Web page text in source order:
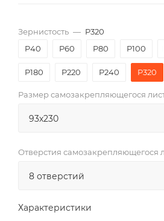
Зернистость — P320
P40
P60 P80 P100
P180 P220 P240 P320
Размер самозакрепляющегося
Отверстия самозакрепляющегося
Характеристики